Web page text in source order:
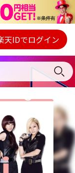
プレイヤー
内容の確認・変更
天IDでログイン